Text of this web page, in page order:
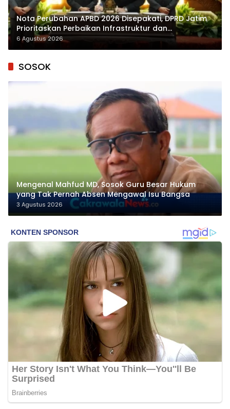
Nota Perubahan APBD 2026 Disepakati, DPRD Jatim
Prioritaskan Perbaikan Infrastruktur dan
Penyelesaian TPG
6 Agustus 2026
SOSOK
Mengenal Mahfud MD, Sosok Guru Besar Hukum
yang Tak Pernah Absen Mengawal Isu Bangsa
3 Agustus 2026